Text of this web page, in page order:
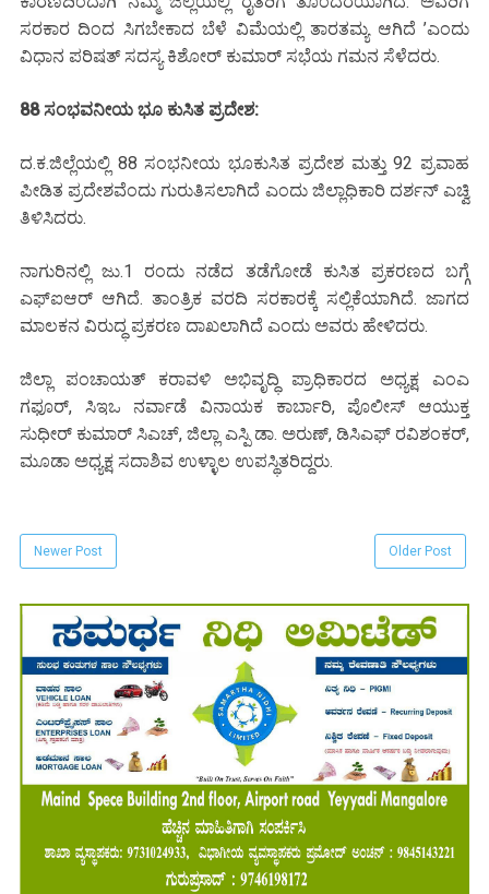
ಸರಕಾರ ದಿಂದ ಸಿಗಬೇಕಾದ ಬೆಳೆ ವಿಮೆಯಲ್ಲಿ ತಾರತಮ್ಯ ಆಗಿದೆ ’ಎಂದು
ವಿಧಾನ ಪರಿಷತ್ ಸದಸ್ಯ ಕಿಶೋರ್ ಕುಮಾರ್ ಸಭೆಯ ಗಮನ ಸೆಳೆದರು.
88 ಸಂಭವನೀಯ ಭೂ ಕುಸಿತ ಪ್ರದೇಶ:
ದ.ಕ.ಜಿಲ್ಲೆಯಲ್ಲಿ 88 ಸಂಭನೀಯ ಭೂಕುಸಿತ ಪ್ರದೇಶ ಮತ್ತು 92 ಪ್ರವಾಹ
ಪೀಡಿತ ಪ್ರದೇಶವೆಂದು ಗುರುತಿಸಲಾಗಿದೆ ಎಂದು ಜಿಲ್ಲಾಧಿಕಾರಿ ದರ್ಶನ್ ಎಚ್ವಿ
ತಿಳಿಸಿದರು.
ನಾಗುರಿನಲ್ಲಿ ಜು.1 ರಂದು ನಡೆದ ತಡೆಗೋಡೆ ಕುಸಿತ ಪ್ರಕರಣದ ಬಗ್ಗೆ
ಎಫ್‌ಐಆರ್ ಆಗಿದೆ. ತಾಂತ್ರಿಕ ವರದಿ ಸರಕಾರಕ್ಕೆ ಸಲ್ಲಿಕೆಯಾಗಿದೆ. ಜಾಗದ
ಮಾಲಕನ ವಿರುದ್ಧ ಪ್ರಕರಣ ದಾಖಲಾಗಿದೆ ಎಂದು ಅವರು ಹೇಳಿದರು.
ಜಿಲ್ಲಾ ಪಂಚಾಯತ್ ಕರಾವಳಿ ಅಭಿವೃದ್ಧಿ ಪ್ರಾಧಿಕಾರದ ಅಧ್ಯಕ್ಷ ಎಂಎ
ಗಫೂರ್, ಸಿಇಒ ನರ್ವಾಡೆ ವಿನಾಯಕ ಕಾರ್ಬಾರಿ, ಪೊಲೀಸ್ ಆಯುಕ್ತ
ಸುಧೀರ್ ಕುಮಾರ್ ಸಿಎಚ್, ಜಿಲ್ಲಾ ಎಸ್ಪಿ ಡಾ. ಅರುಣ್, ಡಿಸಿಎಫ್ ರವಿಶಂಕರ್,
ಮೂಡಾ ಅಧ್ಯಕ್ಷ ಸದಾಶಿವ ಉಳ್ಳಾಲ ಉಪಸ್ಥಿತರಿದ್ದರು.
Newer Post Older Post